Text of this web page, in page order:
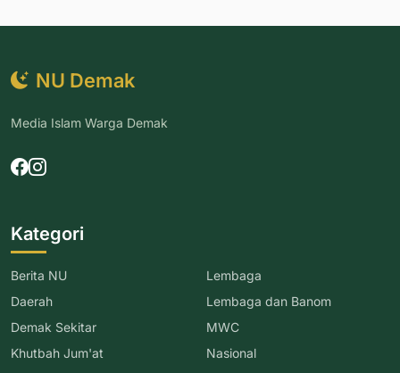
NU Demak
Media Islam Warga Demak
Kategori
Berita NU
Daerah
Demak Sekitar
Khutbah Jum'at
Lembaga
Lembaga dan Banom
MWC
Nasional